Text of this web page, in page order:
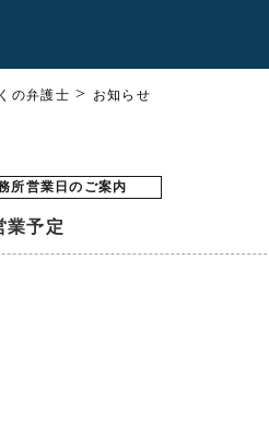
の弁護士 > お知らせ
所営業日のご案内
業予定